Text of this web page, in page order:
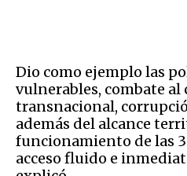
Dio como ejemplo las
vulnerables, combate
transnacional,
además del alcance
funcionamiento de las
acceso fluido e